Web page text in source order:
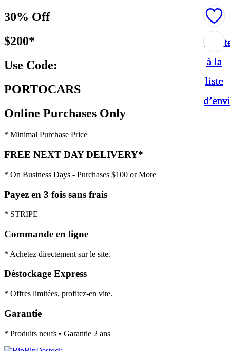
30% Off
$200*
Use Code:
PORTOCARS
Online Purchases Only
* Minimal Purchase Price
FREE NEXT DAY DELIVERY*
* On Business Days - Purchases $100 or More
Payez en 3 fois sans frais
* STRIPE
Commande en ligne
* Achetez directement sur le site.
Déstockage Express
* Offres limitées, profitez-en vite.
Garantie
* Produits neufs • Garantie 2 ans
à la
liste
à la
liste
à la
liste
à la
liste
à la
liste